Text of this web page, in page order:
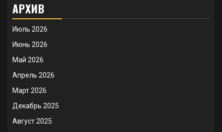
АРХИВ
Июль 2026
Июнь 2026
Май 2026
Апрель 2026
Март 2026
Декабрь 2025
Август 2025